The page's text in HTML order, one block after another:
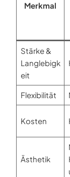
Merkmal
Stärke &
Langlebigk
eit
Flexibilität
Kosten
Ästhetik